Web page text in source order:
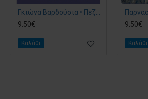
9.50€
Καλάθι
9.50€
Καλάθι